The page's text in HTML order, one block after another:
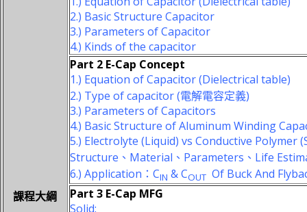
課程大綱
2.) Basic Structure Capacitor
3.) Parameters of Capacitor
4.) Kinds of the capacitor
Part 2 E-Cap Concept
1.) Equation of Capacitor (Dielectrical table)
2.) Type of capacitor (電解電容定義)
3.) Parameters of Capacitors
4.) Basic Structure of Aluminum Winding
5.) Electrolyte (Liquid) vs Conductive Polymer
Structure、Material、Parameters、Life
6.) Application：CIN & COUT Of Buck And
Part 3 E-Cap MFG
Solid: